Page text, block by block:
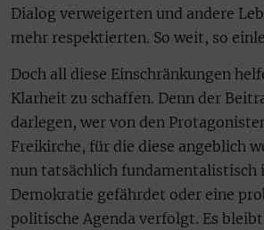
Dialog verweigerten und andere
mehr respektierten. So weit, so
Doch all diese Einschränkungen
Klarheit zu schaffen. Denn der
darlegen, wer von den
Freikirche, für die diese angeblich
nun tatsächlich fundamentalistisch
Demokratie gefährdet oder eine
politische Agenda verfolgt. Es